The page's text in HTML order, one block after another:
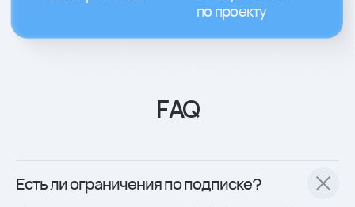
Есть ли ограничения по подписке?